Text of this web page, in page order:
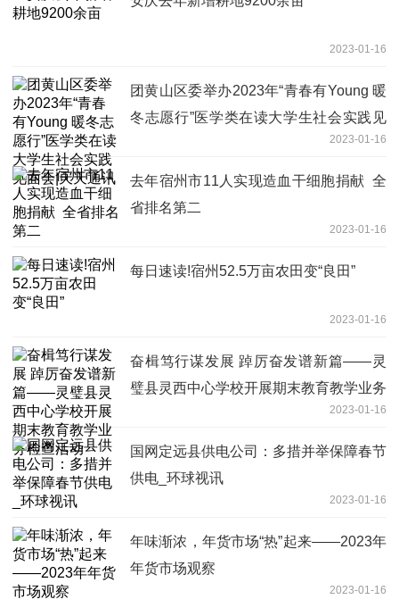
2023-01-16
团黄山区委举办2023年“青春有Young 暖
冬志愿行”医学类在读大学生社会实践见
2023-01-16
去年宿州市11人实现造血干细胞捐献 全
省排名第二
2023-01-16
每日速读!宿州52.5万亩农田变“良田”
2023-01-16
奋楫笃行谋发展 踔厉奋发谱新篇——灵
璧县灵西中心学校开展期末教育教学业务
2023-01-16
国网定远县供电公司：多措并举保障春节
供电_环球视讯
2023-01-16
年味渐浓，年货市场“热”起来——2023年
年货市场观察
2023-01-16